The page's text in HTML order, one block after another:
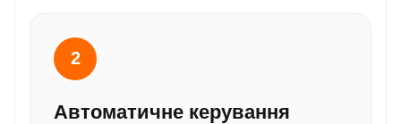
2
Автоматичне керування